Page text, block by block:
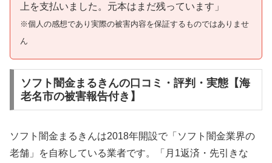
上を支払いました。元本はまだ残っています」
※個人の感想であり実際の被害内容を保証するものではありませ
ん
ソフト闇金まるきんの口コミ・評判・実態【海
老名市の被害報告付き】
ソフト闇金まるきんは2018年開設で「ソフト闇金業界の
老舗」を自称している業者です。「月1返済・先引きな